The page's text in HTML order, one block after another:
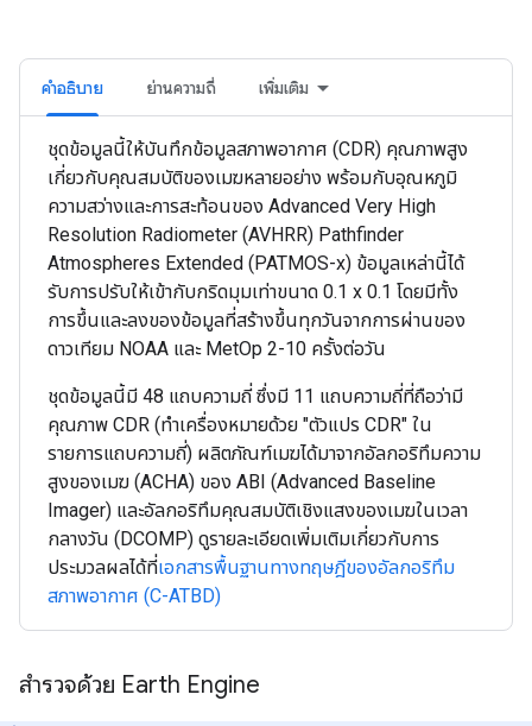
คำอธิบาย ย่านความถี่ เพิ่มเติม
ชุดข้อมูลนี้ให้บันทึกข้อมูลสภาพอากาศ (CDR) คุณภาพสูง
เกี่ยวกับคุณสมบัติของเมฆหลายอย่าง พร้อมกับอุณหภูมิ
ความสว่างและการสะท้อนของ Advanced Very High
Resolution Radiometer (AVHRR) Pathfinder
Atmospheres Extended (PATMOS-x) ข้อมูลเหล่านี้ได้
รับการปรับให้เข้ากับกริดมุมเท่าขนาด 0.1 x 0.1 โดยมีทั้ง
การขึ้นและลงของข้อมูลที่สร้างขึ้นทุกวันจากการผ่านของ
ดาวเทียม NOAA และ MetOp 2-10 ครั้งต่อวัน
ชุดข้อมูลนี้มี 48 แถบความถี่ ซึ่งมี 11 แถบความถี่ที่ถือว่ามี
คุณภาพ CDR (ทำเครื่องหมายด้วย "ตัวแปร CDR" ใน
รายการแถบความถี่) ผลิตภัณฑ์เมฆได้มาจากอัลกอริทึมความ
สูงของเมฆ (ACHA) ของ ABI (Advanced Baseline
Imager) และอัลกอริทึมคุณสมบัติเชิงแสงของเมฆในเวลา
กลางวัน (DCOMP) ดูรายละเอียดเพิ่มเติมเกี่ยวกับการ
ประมวลผลได้ที่เอกสารพื้นฐานทางทฤษฎีของอัลกอริทึม
สภาพอากาศ (C-ATBD)
สำรวจด้วย Earth Engine